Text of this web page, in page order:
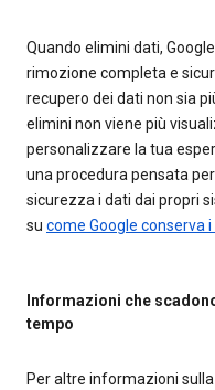
Quando elimini dati,
rimozione completa e
recupero dei dati non sia
elimini non viene più
personalizzare la tua
una procedura pensata
sicurezza i dati dai propri
su come Google conserva
Informazioni che
tempo
Per altre informazioni